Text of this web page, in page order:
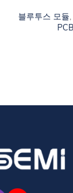
블루투스 모듈,